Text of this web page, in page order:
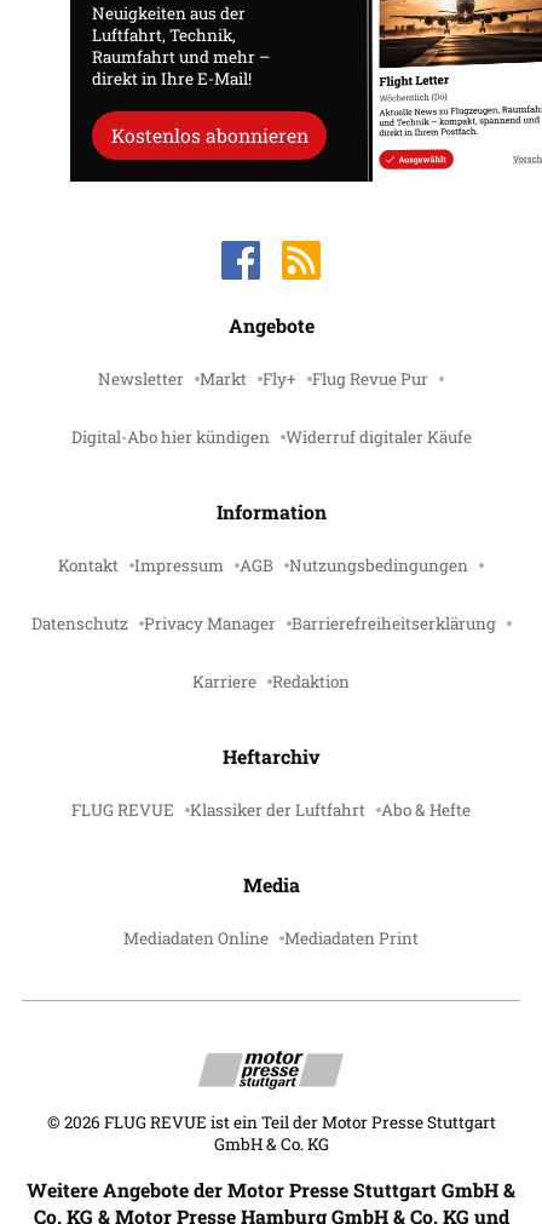
Neuigkeiten aus der
Luftfahrt, Technik,
Raumfahrt und mehr –
direkt in Ihre E-Mail!
Kostenlos abonnieren
Angebote
Newsletter Markt Fly+ Flug Revue Pur
Digital-Abo hier kündigen Widerruf digitaler Käufe
Information
Kontakt Impressum AGB Nutzungsbedingungen
Datenschutz Privacy Manager Barrierefreiheitserklärung
Karriere Redaktion
Heftarchiv
FLUG REVUE Klassiker der Luftfahrt Abo & Hefte
Media
Mediadaten Online Mediadaten Print
© 2026 FLUG REVUE ist ein Teil der Motor Presse Stuttgart
GmbH & Co. KG
Weitere Angebote der Motor Presse Stuttgart GmbH &
Co. KG & Motor Presse Hamburg GmbH & Co. KG und